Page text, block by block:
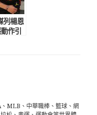
列楊恩
作引
MLB、中華職棒、籃球、網